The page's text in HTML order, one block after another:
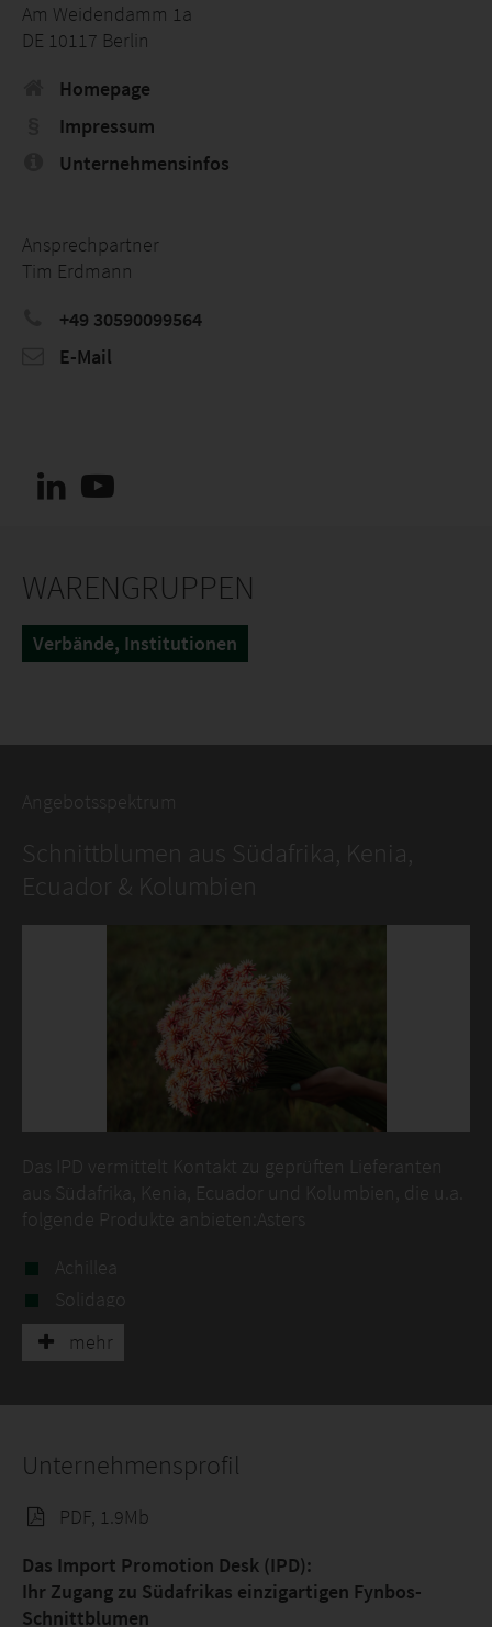
Am Weidendamm 1a
DE 10117 Berlin
Homepage
Impressum
Unternehmensinfos
Ansprechpartner
Tim Erdmann
+49 30590099564
E-Mail
WARENGRUPPEN
Verbände, Institutionen
Angebotsspektrum
Schnittblumen aus Südafrika, Kenia,
Ecuador & Kolumbien
Das IPD vermittelt Kontakt zu geprüften Lieferanten
aus Südafrika, Kenia, Ecuador und Kolumbien, die u.a.
folgende Produkte anbieten:Asters
Achillea
Solidago
Nelken
Delphinium
Moluccella
Hortensien
Hypericum
Lisianthus
Rosen
mehr
Unternehmensprofil
PDF, 1.9Mb
Das Import Promotion Desk (IPD):
Ihr Zugang zu Südafrikas einzigartigen Fynbos-
Schnittblumen